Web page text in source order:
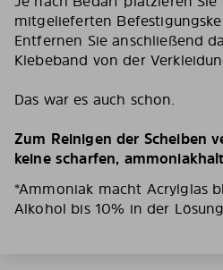
mitgelieferten
Entfernen Sie anschließend
Klebeband von der
Das war es auch schon.
Zum Reinigen der Scheiben
keine scharfen,
*Ammoniak macht Acrylglas
Alkohol bis 10% in der